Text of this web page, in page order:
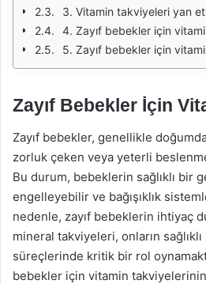
3. Vitamin takviyeleri yan
4. Zayıf bebekler için vitamin takviyeleri,
5. Zayıf bebekler için vitamin
Zayıf Bebekler İçin
Zayıf bebekler, genellikle
zorluk çeken veya yeterli
Bu durum, bebeklerin sağlıklı bir
engelleyebilir ve bağışıklık
nedenle, zayıf bebeklerin ihtiyaç
mineral takviyeleri, onların
süreçlerinde kritik bir rol
bebekler için vitamin